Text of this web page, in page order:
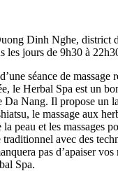
Dinh Nghe, district
les jours de 9h30 à
séance de massage
le Herbal Spa est un
Da Nang. Il propose un
le massage aux
peau et les massages
traditionnel avec des
pas d’apaiser
Spa.